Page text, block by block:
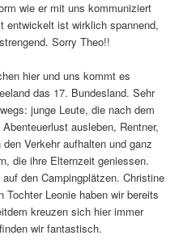
wie er mit uns kommuniziert
entwickelt ist wirklich spannend,
Sorry Theo!!
hier und uns kommt es
das 17. Bundesland. Sehr
junge Leute, die nach dem
ausleben, Rentner,
Verkehr aufhalten und ganz
die ihre Elternzeit geniessen.
den Campingplätzen. Christine
Leonie haben wir bereits
kreuzen sich hier immer
wir fantastisch.